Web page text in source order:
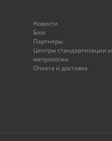
Новости
Блог
Партнеры
Центры стандартизации и
метрологии
Оплата и доставка